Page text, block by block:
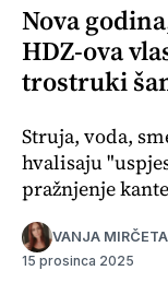
Nova
HDZ-ova
trostruki
Struja, voda,
hvalisaju
pražnjenje kante
VANJA MIRČETA
15 prosinca 2025